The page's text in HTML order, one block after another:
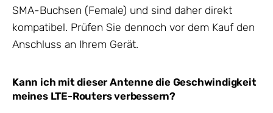
SMA-Buchsen (Female) und sind daher direkt
kompatibel. Prüfen Sie dennoch vor dem Kauf den
Anschluss an Ihrem Gerät.
Kann ich mit dieser Antenne die Geschwindigkeit
meines LTE-Routers verbessern?